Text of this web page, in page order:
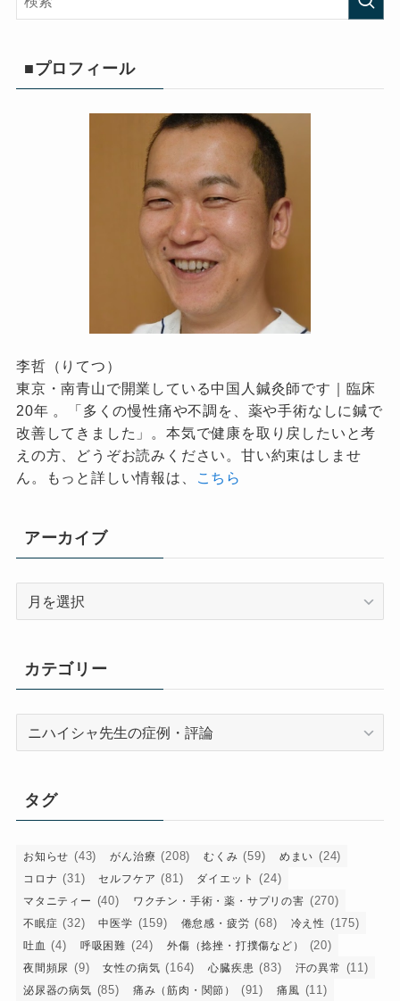
■プロフィール
李哲（りてつ）
東京・南青山で開業している中国人鍼灸師です｜臨床
20年 。「多くの慢性痛や不調を、薬や手術なしに鍼で
改善してきました」。本気で健康を取り戻したいと考
えの方、どうぞお読みください。甘い約束はしませ
ん。もっと詳しい情報は、
こちら
アーカイブ
ブ
カテゴリー
ー
タグ
お知らせ (43) がん治療 (208) むくみ (59) めまい (24)
コロナ (31) セルフケア (81) ダイエット (24)
マタニティー (40) ワクチン・手術・薬・サプリの害 (270)
不眠症 (32) 中医学 (159) 倦怠感・疲労 (68) 冷え性 (175)
吐血 (4) 呼吸困難 (24) 外傷（捻挫・打撲傷など） (20)
夜間頻尿 (9) 女性の病気 (164) 心臓疾患 (83) 汗の異常 (11)
泌尿器の病気 (85) 痛み（筋肉・関節） (91) 痛風 (11)